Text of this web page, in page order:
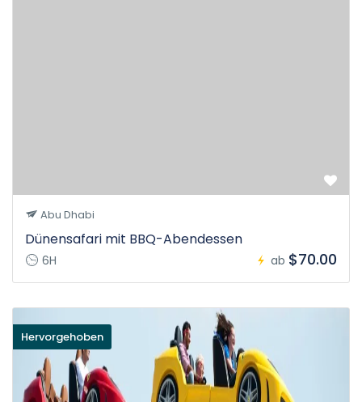
Abu Dhabi
Dünensafari mit BBQ-Abendessen
6H ab $70.00
Hervorgehoben